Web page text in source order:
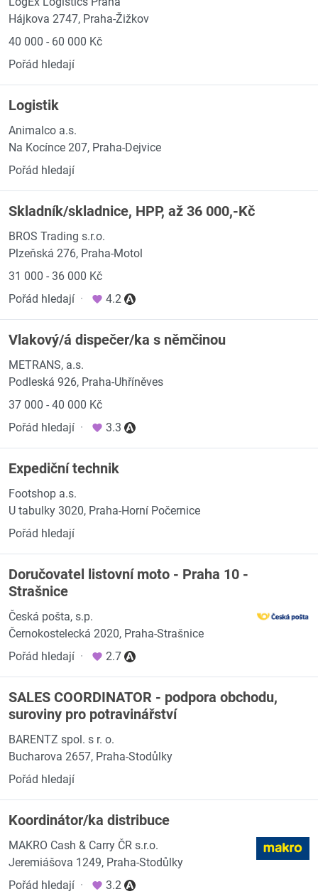
Hájkova 2747, Praha-Žižkov
40 000 - 60 000 Kč
Pořád hledají
Logistik
Animalco a.s.
Na Kocínce 207, Praha-Dejvice
Pořád hledají
Skladník/skladnice, HPP, až 36 000,-Kč
BROS Trading s.r.o.
Plzeňská 276, Praha-Motol
31 000 - 36 000 Kč
Pořád hledají · 4.2
Vlakový/á dispečer/ka s němčinou
METRANS, a.s.
Podleská 926, Praha-Uhříněves
37 000 - 40 000 Kč
Pořád hledají · 3.3
Expediční technik
Footshop a.s.
U tabulky 3020, Praha-Horní Počernice
Pořád hledají
Doručovatel listovní moto - Praha 10 -
Strašnice
Česká pošta, s.p.
Černokostelecká 2020, Praha-Strašnice
Pořád hledají · 2.7
SALES COORDINATOR - podpora obchodu,
suroviny pro potravinářství
BARENTZ spol. s r. o.
Bucharova 2657, Praha-Stodůlky
Pořád hledají
Koordinátor/ka distribuce
MAKRO Cash & Carry ČR s.r.o.
Jeremiášova 1249, Praha-Stodůlky
Pořád hledají · 3.2